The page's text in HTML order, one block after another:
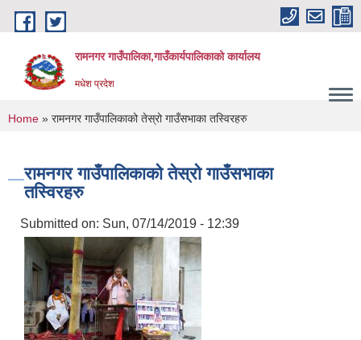
Skip to main content
रामनगर गाउँपालिका,गाउँकार्यपालिकाको कार्यालय
मधेश प्रदेश
You are here
Home » रामनगर गाउँपालिकाको तेस्रो गाउँसभाका तस्विरहरु
रामनगर गाउँपालिकाको तेस्रो गाउँसभाका
तस्विरहरु
Submitted on: Sun, 07/14/2019 - 12:39